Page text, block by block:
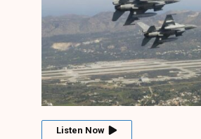
Listen Now